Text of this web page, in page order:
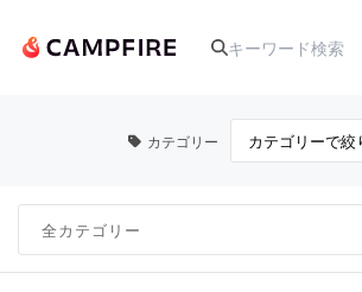
カテゴリー